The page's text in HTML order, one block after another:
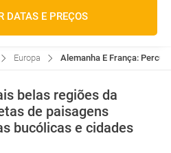
DATAS E PREÇOS
Europa Alemanha E França:
belas regiões da
de paisagens
bucólicas e cidades